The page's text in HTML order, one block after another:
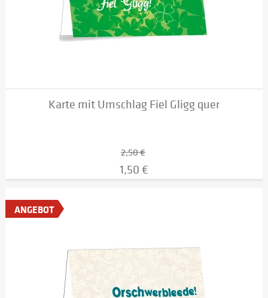
Karte mit Umschlag Fiel Gligg quer
2,50 €
1,50 €
ANGEBOT